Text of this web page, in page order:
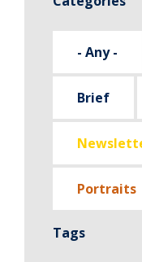
- Any -
Brief
Portraits
Tags